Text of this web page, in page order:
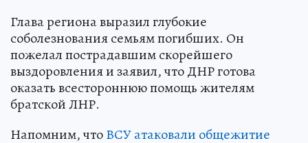
Глава региона выразил глубокие
соболезнования семьям погибших. Он
пожелал пострадавшим скорейшего
выздоровления и заявил, что ДНР готова
оказать всестороннюю помощь жителям
братской ЛНР.
Напомним, чтоВСУ атаковали общежитие